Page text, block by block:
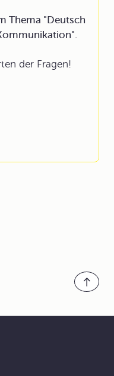
Thema "Deutsch
der Fragen!